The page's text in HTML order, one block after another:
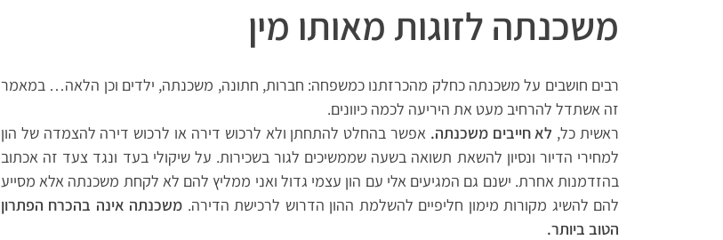
משכנתה לזוגות מאותו מין
רבים חושבים על משכנתה כחלק מהכרזתנו כמשפחה: חברות, חתונה, משכנתה, ילדים וכן הלאה… במאמר
זה אשתדל להרחיב מעט את היריעה לכמה כיוונים.
ראשית כל, לא חייבים משכנתה.אפשר בהחלט להתחתן ולא לרכוש דירה או לרכוש דירה להצמדה של הון
למחירי הדיור ונסיון להשאת תשואה בשעה שממשיכים לגור בשכירות. על שיקולי בעד ונגד צעד זה אכתוב
בהזדמנות אחרת. ישנם גם המגיעים אלי עם הון עצמי גדול ואני ממליץ להם לא לקחת משכנתה אלא מסייע
להם להשיג מקורות מימון חליפיים להשלמת ההון הדרוש לרכישת הדירה. משכנתה אינה בהכרח הפתרון
הטוב ביותר.